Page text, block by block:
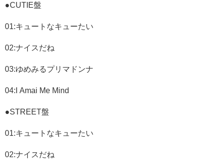
●CUTIE盤
01:キュートなキューたい
02:ナイスだね
03:ゆめみるプリマドンナ
04:I Amai Me Mind
●STREET盤
01:キュートなキューたい
02:ナイスだね